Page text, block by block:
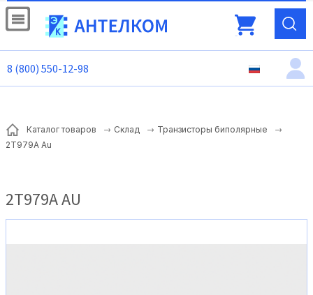
8 (800) 550-12-98
Каталог товаров Склад
Транзисторы биполярные
2Т979А Au
2Т979А AU